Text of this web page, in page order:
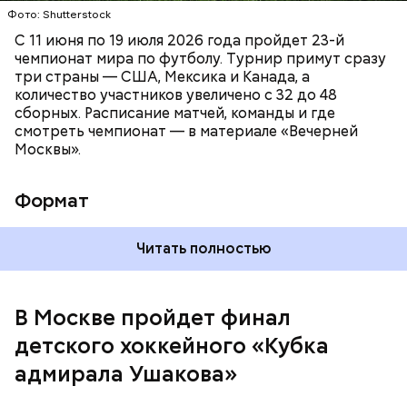
Фото: Shutterstock
С 11 июня по 19 июля 2026 года пройдет 23-й
чемпионат мира по футболу. Турнир примут сразу
три страны — США, Мексика и Канада, а
количество участников увеличено с 32 до 48
сборных. Расписание матчей, команды и где
смотреть чемпионат — в материале «Вечерней
Москвы».
Формат
Читать полностью
В Москве пройдет финал
детского хоккейного «Кубка
адмирала Ушакова»